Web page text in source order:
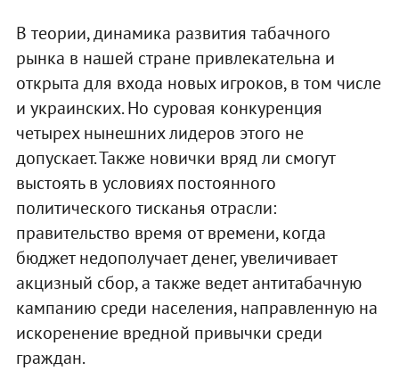
В теории, динамика развития табачного
рынка в нашей стране привлекательна и
открыта для входа новых игроков, в том числе
и украинских. Но суровая конкуренция
четырех нынешних лидеров этого не
допускает. Также новички вряд ли смогут
выстоять в условиях постоянного
политического тисканья отрасли:
правительство время от времени, когда
бюджет недополучает денег, увеличивает
акцизный сбор, а также ведет антитабачную
кампанию среди населения, направленную на
искоренение вредной привычки среди
граждан.